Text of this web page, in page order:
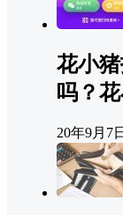
花小
吗？
20年9月7日